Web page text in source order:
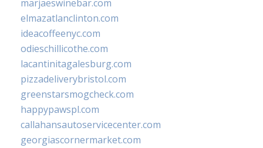
marjaeswinebar.com
elmazatlanclinton.com
ideacoffeenyc.com
odieschillicothe.com
lacantinitagalesburg.com
pizzadeliverybristol.com
greenstarsmogcheck.com
happypawspl.com
callahansautoservicecenter.com
georgiascornermarket.com